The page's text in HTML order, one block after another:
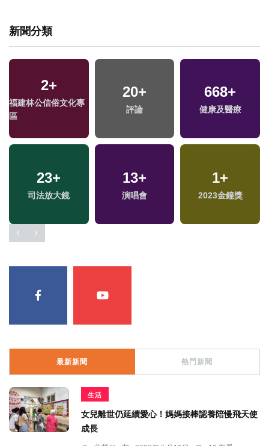
新聞分類
2+
福建林公信俗文化專
區
20+
評論
668+
健康及醫療
23+
司法放大鏡
13+
演唱會
1+
2023金鐘獎
最新新聞 熱門新聞
生活
女兒離世仍延續愛心！媽媽接棒認養陪慢飛天使
成長